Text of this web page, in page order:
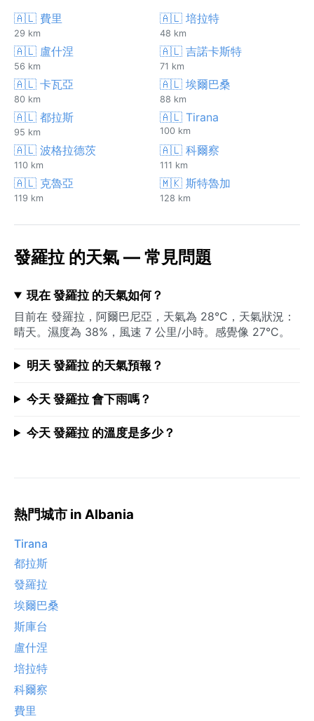
🇦🇱 費里
29 km
🇦🇱 培拉特
48 km
🇦🇱 盧什涅
56 km
🇦🇱 吉諾卡斯特
71 km
🇦🇱 卡瓦亞
80 km
🇦🇱 埃爾巴桑
88 km
🇦🇱 都拉斯
95 km
🇦🇱 Tirana
100 km
🇦🇱 波格拉德茨
110 km
🇦🇱 科爾察
111 km
🇦🇱 克魯亞
119 km
🇲🇰 斯特魯加
128 km
發羅拉 的天氣 — 常見問題
現在 發羅拉 的天氣如何？
目前在 發羅拉，阿爾巴尼亞，天氣為 28°C，天氣狀況：
晴天。濕度為 38%，風速 7 公里/小時。感覺像 27°C。
明天 發羅拉 的天氣預報？
今天 發羅拉 會下雨嗎？
今天 發羅拉 的溫度是多少？
熱門城市 in Albania
Tirana
都拉斯
發羅拉
埃爾巴桑
斯庫台
盧什涅
培拉特
科爾察
費里